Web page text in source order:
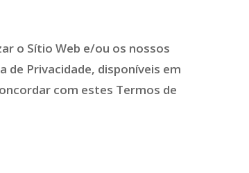
o Sítio Web e/ou os nossos
de Privacidade, disponíveis em
com estes Termos de